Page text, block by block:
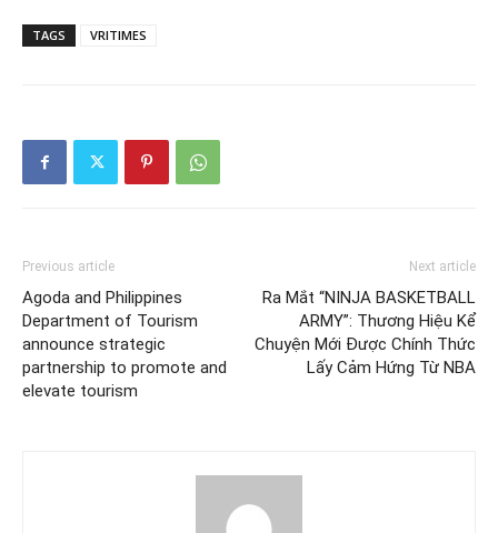
TAGS VRITIMES
Previous article
Agoda and Philippines
Department of Tourism
announce strategic
partnership to promote and
elevate tourism
Next article
Ra Mắt “NINJA BASKETBALL
ARMY”: Thương Hiệu Kể
Chuyện Mới Được Chính Thức
Lấy Cảm Hứng Từ NBA